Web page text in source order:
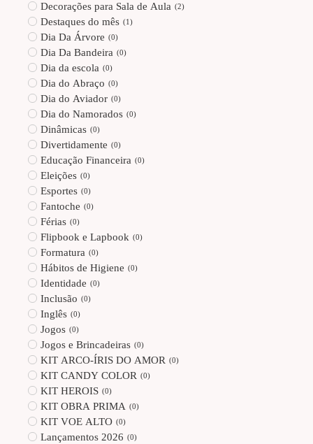
Decorações para Sala de Aula (2)
Destaques do mês (1 )
Dia Da Árvore (0)
Dia Da Bandeira (0)
Dia da escola (0)
Dia do Abraço (0)
Dia do Aviador (0)
Dia do Namorados (0)
Dinâmicas (0)
Divertidamente (0)
Educação Financeira (0)
Eleições (0)
Esportes (0)
Fantoche (0)
Férias (0)
Flipbook e Lapbook (0)
Formatura (0)
Hábitos de Higiene (0)
Identidade (0)
Inclusão (0)
Inglês (0)
Jogos (0)
Jogos e Brincadeiras (0)
KIT ARCO-ÍRIS DO AMOR (0)
KIT CANDY COLOR (0)
KIT HEROIS (0)
KIT OBRA PRIMA (0)
KIT VOE ALTO (0)
Lançamentos 2026 (0)